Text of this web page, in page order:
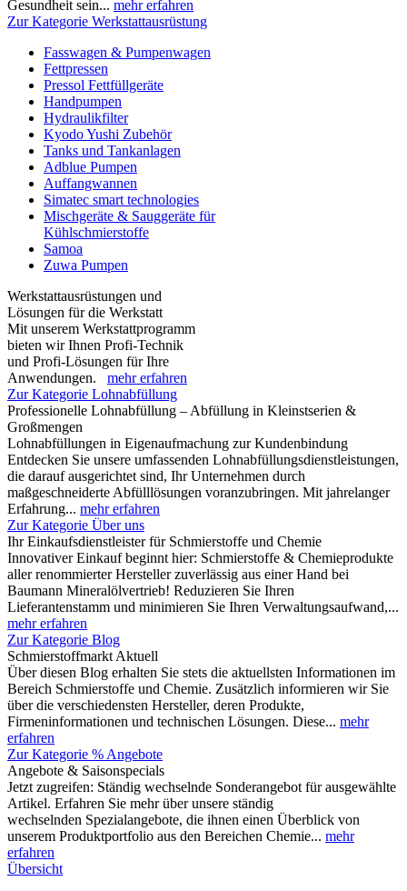
Gesundheit sein... mehr erfahren
Zur Kategorie Werkstattausrüstung
Fasswagen & Pumpenwagen
Fettpressen
Pressol Fettfüllgeräte
Handpumpen
Hydraulikfilter
Kyodo Yushi Zubehör
Tanks und Tankanlagen
Adblue Pumpen
Auffangwannen
Simatec smart technologies
Mischgeräte & Sauggeräte für
Kühlschmierstoffe
Samoa
Zuwa Pumpen
Werkstattausrüstungen und
Lösungen für die Werkstatt
Mit unserem Werkstattprogramm
bieten wir Ihnen Profi-Technik
und Profi-Lösungen für Ihre
Anwendungen. mehr erfahren
Zur Kategorie Lohnabfüllung
Professionelle Lohnabfüllung – Abfüllung in Kleinstserien &
Großmengen
Lohnabfüllungen in Eigenaufmachung zur Kundenbindung
Entdecken Sie unsere umfassenden Lohnabfüllungsdienstleistungen,
die darauf ausgerichtet sind, Ihr Unternehmen durch
maßgeschneiderte Abfülllösungen voranzubringen. Mit jahrelanger
Erfahrung... mehr erfahren
Zur Kategorie Über uns
Ihr Einkaufsdienstleister für Schmierstoffe und Chemie
Innovativer Einkauf beginnt hier: Schmierstoffe & Chemieprodukte
aller renommierter Hersteller zuverlässig aus einer Hand bei
Baumann Mineralölvertrieb! Reduzieren Sie Ihren
Lieferantenstamm und minimieren Sie Ihren Verwaltungsaufwand,...
mehr erfahren
Zur Kategorie Blog
Schmierstoffmarkt Aktuell
Über diesen Blog erhalten Sie stets die aktuellsten Informationen im
Bereich Schmierstoffe und Chemie. Zusätzlich informieren wir Sie
über die verschiedensten Hersteller, deren Produkte,
Firmeninformationen und technischen Lösungen. Diese... mehr
erfahren
Zur Kategorie % Angebote
Angebote & Saisonspecials
Jetzt zugreifen: Ständig wechselnde Sonderangebot für ausgewählte
Artikel. Erfahren Sie mehr über unsere ständig
wechselnden Spezialangebote, die ihnen einen Überblick von
unserem Produktportfolio aus den Bereichen Chemie... mehr
erfahren
Übersicht